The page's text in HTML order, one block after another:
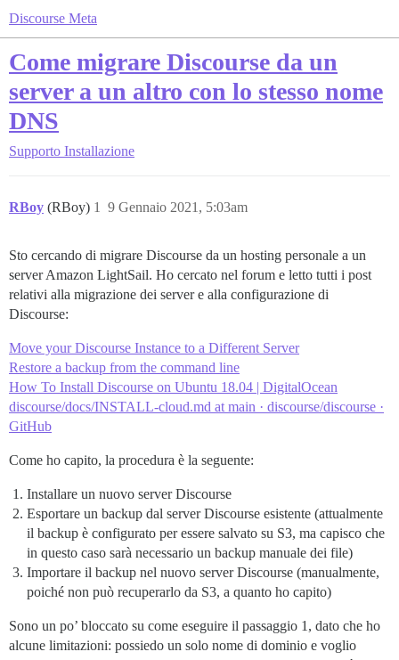
Discourse Meta
Come migrare Discourse da un
server a un altro con lo stesso nome
DNS
Supporto Installazione
RBoy (RBoy) 9 Gennaio 2021, 5:03am
1
Sto cercando di migrare Discourse da un hosting personale a un
server Amazon LightSail. Ho cercato nel forum e letto tutti i post
relativi alla migrazione dei server e alla configurazione di
Discourse:
Move your Discourse Instance to a Different Server
Restore a backup from the command line
How To Install Discourse on Ubuntu 18.04 | DigitalOcean
discourse/docs/INSTALL-cloud.md at main · discourse/discourse ·
GitHub
Come ho capito, la procedura è la seguente:
Installare un nuovo server Discourse
Esportare un backup dal server Discourse esistente (attualmente
il backup è configurato per essere salvato su S3, ma capisco che
in questo caso sarà necessario un backup manuale dei file)
Importare il backup nel nuovo server Discourse (manualmente,
poiché non può recuperarlo da S3, a quanto ho capito)
Sono un po’ bloccato su come eseguire il passaggio 1, dato che ho
alcune limitazioni: possiedo un solo nome di dominio e voglio